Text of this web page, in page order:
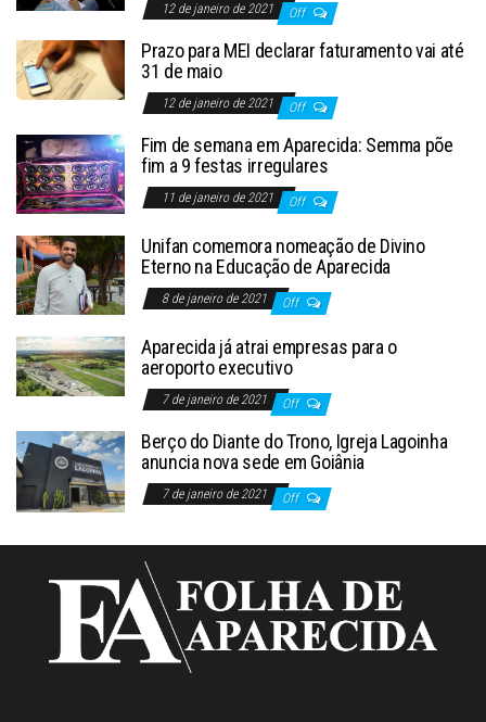
12 de janeiro de 2021 Off
Prazo para MEI declarar faturamento vai até
31 de maio
12 de janeiro de 2021 Off
Fim de semana em Aparecida: Semma põe
fim a 9 festas irregulares
11 de janeiro de 2021 Off
Unifan comemora nomeação de Divino
Eterno na Educação de Aparecida
8 de janeiro de 2021 Off
Aparecida já atrai empresas para o
aeroporto executivo
7 de janeiro de 2021 Off
Berço do Diante do Trono, Igreja Lagoinha
anuncia nova sede em Goiânia
7 de janeiro de 2021 Off